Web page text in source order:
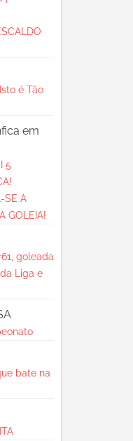
é Tão
em
5
SE A
GOLEIA!
goleada
Liga e
bate na